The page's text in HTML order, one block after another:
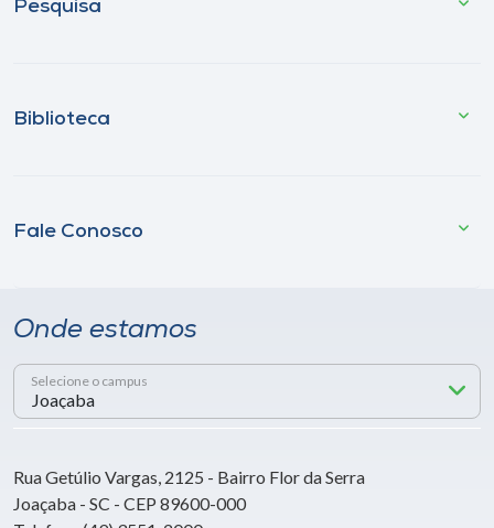
Pesquisa
Biblioteca
Fale Conosco
Onde estamos
Selecione o campus
Rua Getúlio Vargas, 2125 - Bairro Flor da Serra
Joaçaba - SC - CEP 89600-000